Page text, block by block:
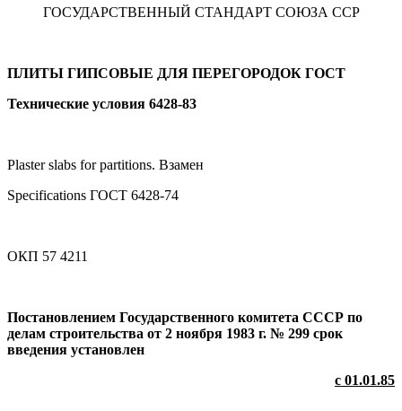
ГОСУДАРСТВЕННЫЙ СТАНДАРТ СОЮЗА ССР
ПЛИТЫ ГИПСОВЫЕ ДЛЯ ПЕРЕГОРОДОК ГОСТ
Технические условия 6428-83
Plaster slabs for partitions. Взамен
Specifications ГОСТ 6428-74
ОКП 57 4211
Постановлением Государственного комитета СССР по
делам строительства от 2 ноября 1983 г. № 299 срок
введения установлен
с 01.01.85